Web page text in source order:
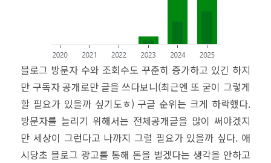
블로그 방문자 수와 조회수도 꾸준히 증가하고 있긴 하지
만 구독자 공개로만 글을 쓰다보니(최근엔 또 굳이 그렇게
할 필요가 있을까 싶기도ㅎ) 구글 순위는 크게 하락했다.
방문자를 늘리기 위해서는 전체공개글을 많이 써야겠지
만 세상이 그런다고 나까지 그럴 필요가 있을까 싶다. 애
시당초 블로그 광고를 통해 돈을 벌겠다는 생각을 안하고